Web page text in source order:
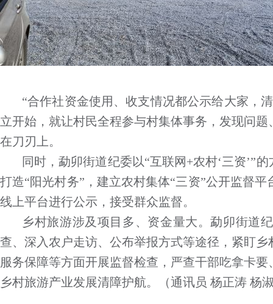
“合作社资金使用、收支情况都公示给大家，
立开始，就让村民全程参与村集体事务，发现问
在刀刃上。
同时，勐卯街道纪委以“互联网+农村‘三资’”
打造“阳光村务”，建立农村集体“三资”公开监督
线上平台进行公示，接受群众监督。
乡村旅游涉及项目多、资金量大。勐卯街道
查、深入农户走访、公布举报方式等途径，紧盯
服务保障等方面开展监督检查，严查干部吃拿卡
乡村旅游产业发展清障护航。（通讯员 杨正涛 杨